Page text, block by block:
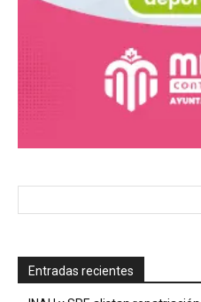
Entradas recientes